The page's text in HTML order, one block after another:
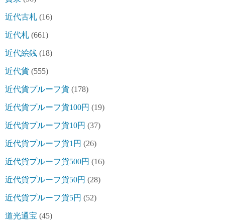
近代古札 (16)
近代札 (661)
近代絵銭 (18)
近代貨 (555)
近代貨プルーフ貨 (178)
近代貨プルーフ貨100円 (19)
近代貨プルーフ貨10円 (37)
近代貨プルーフ貨1円 (26)
近代貨プルーフ貨500円 (16)
近代貨プルーフ貨50円 (28)
近代貨プルーフ貨5円 (52)
道光通宝 (45)